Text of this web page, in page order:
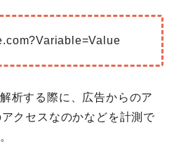
析する際に、広告からのア
クセスなのかなどを計測で